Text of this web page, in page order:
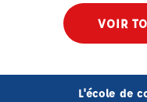
VOIR
L'école de